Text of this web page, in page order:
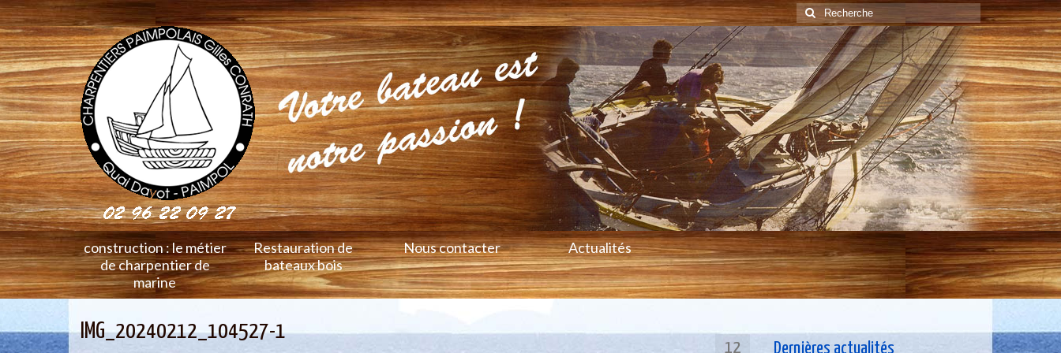
Rechercher
:
construction : le métier
de charpentier de
marine
Restauration de
bateaux bois
Nous contacter Actualités
12
IMG_20240212_104527-1
Dernières actualités